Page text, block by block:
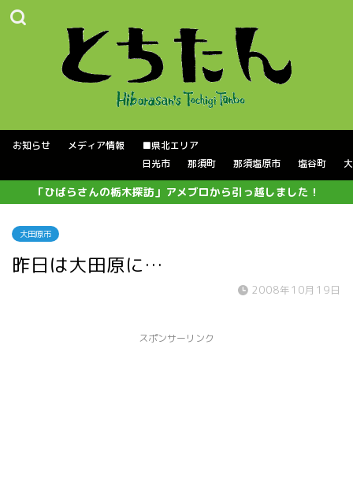
お知らせ メディア情報
■県北エリア
日光市
那須町 那須塩原市 塩谷町
「ひばらさんの栃木探訪」アメブロから引っ越しました！
大田原市
昨日は大田原に…
2008年10月19日
スポンサーリンク